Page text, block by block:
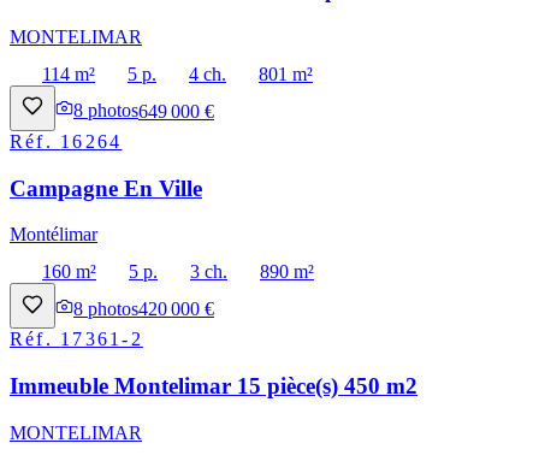
MONTELIMAR
114 m²
5 p. 4 ch.
801 m²
8 photos649 000 €
Réf. 16264
Campagne En Ville
Montélimar
160 m²
5 p. 3 ch.
890 m²
8 photos420 000 €
Réf. 17361-2
Immeuble Montelimar 15 pièce(s) 450 m2
MONTELIMAR